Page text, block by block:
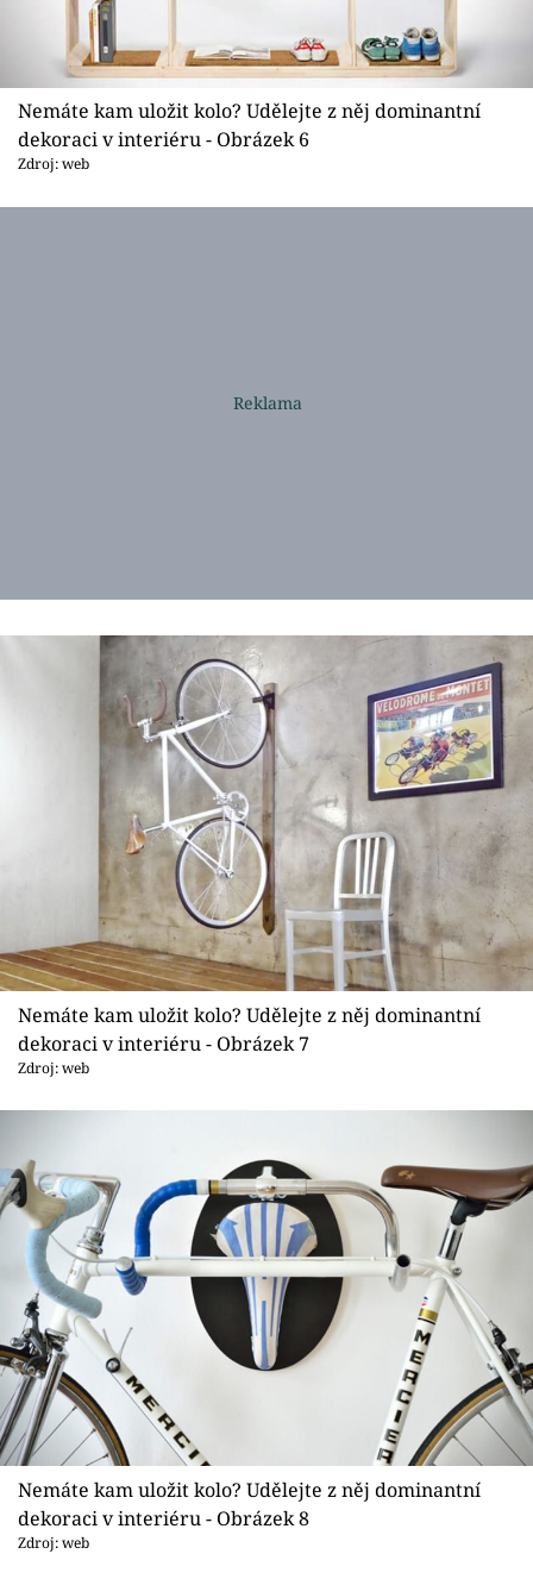
Nemáte kam uložit kolo? Udělejte z něj dominantní
dekoraci v interiéru - Obrázek 6
Zdroj: web
Nemáte kam uložit kolo? Udělejte z něj dominantní
dekoraci v interiéru - Obrázek 7
Zdroj: web
Nemáte kam uložit kolo? Udělejte z něj dominantní
dekoraci v interiéru - Obrázek 8
Zdroj: web